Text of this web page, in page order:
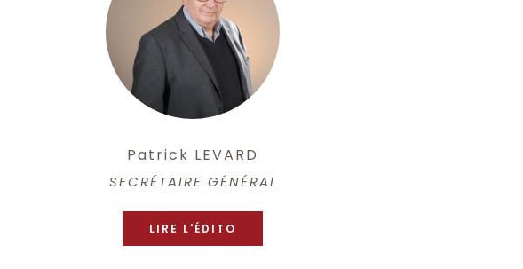
Patrick LEVARD
SECRÉTAIRE GÉNÉRAL
LIRE L'ÉDITO